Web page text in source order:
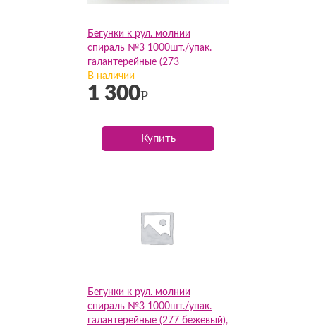
Бегунки к рул. молнии
спираль №3 1000шт./упак.
галантерейные (273
т.зеленый), упак
В наличии
1 300Р
Купить
Бегунки к рул. молнии
спираль №3 1000шт./упак.
галантерейные (277 бежевый),